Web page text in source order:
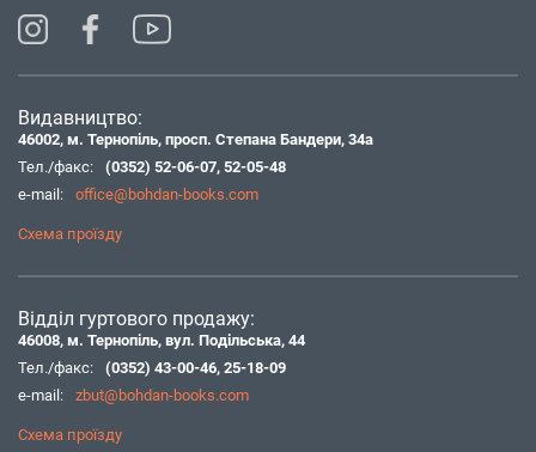
Видавництво:
46002, м. Тернопіль, просп. Степана Бандери, 34а
Тел./факс:
(0352) 52-06-07, 52-05-48
e-mail:
office@bohdan-books.com
Схема проїзду
Відділ гуртового продажу:
46008, м. Тернопіль, вул. Подільська, 44
Тел./факс:
(0352) 43-00-46, 25-18-09
e-mail:
zbut@bohdan-books.com
Схема проїзду